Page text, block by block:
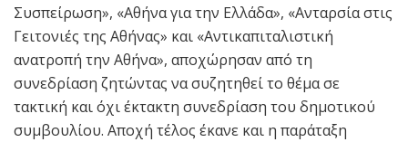
Συσπείρωση», «Αθήνα για την Ελλάδα», «Ανταρσία στις
Γειτονιές της Αθήνας» και «Αντικαπιταλιστική
ανατροπή την Αθήνα», αποχώρησαν από τη
συνεδρίαση ζητώντας να συζητηθεί το θέμα σε
τακτική και όχι έκτακτη συνεδρίαση του δημοτικού
συμβουλίου. Αποχή τέλος έκανε και η παράταξη